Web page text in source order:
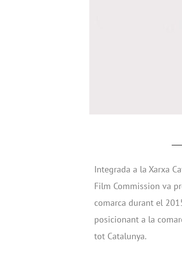
Integrada a la Xarxa
Film Commission va
comarca durant el
posicionant a la
tot Catalunya.